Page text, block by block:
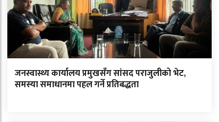
जनस्वास्थ्य कार्यालय प्रमुखसँग सांसद पराजुलीको भेट,
समस्या समाधानमा पहल गर्ने प्रतिबद्धता